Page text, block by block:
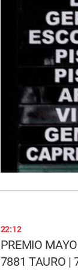
22:12
PREMIO
7881 TAURO |